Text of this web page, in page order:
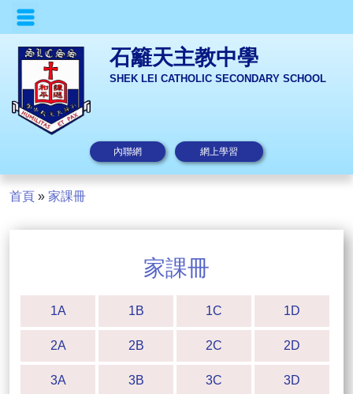
石籬天主教中學
SHEK LEI CATHOLIC SECONDARY SCHOOL
內聯網 網上學習
首頁 » 家課冊
家課冊
1A 1B 1C 1D
2A 2B 2C 2D
3A 3B 3C 3D